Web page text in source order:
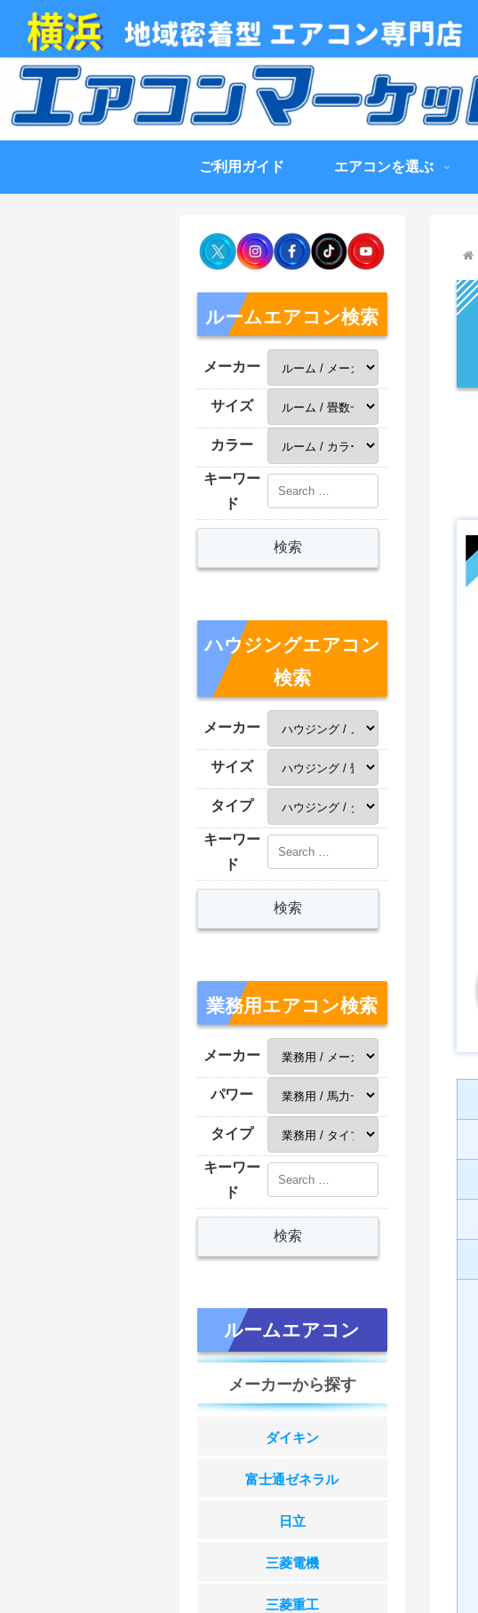
ご利用ガイド エアコンを選ぶ
ルームエアコン検索
メーカー
サイズ
カラー
キーワー
ド
ハウジングエアコン
検索
メーカー
サイズ
タイプ
キーワー
ド
業務用エアコン検索
メーカー
パワー
タイプ
キーワー
ド
ルームエアコン
メーカーから探す
ダイキン
富士通ゼネラル
日立
三菱電機
三菱重工